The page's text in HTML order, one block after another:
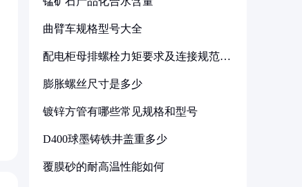
曲臂车规格型号大全
配电柜母排螺栓力矩要求及连接规范详
膨胀螺丝尺寸是多少
镀锌方管有哪些常见规格和型号
D400球墨铸铁井盖重多少
覆膜砂的耐高温性能如何